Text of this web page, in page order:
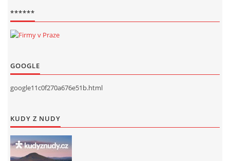
******
GOOGLE
google11c0f270a676e51b.html
KUDY Z NUDY